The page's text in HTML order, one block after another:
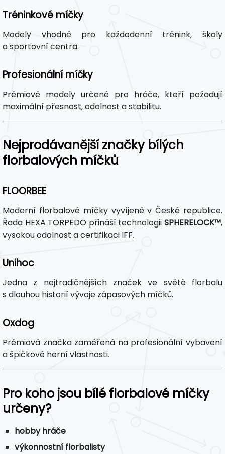
Tréninkové míčky
Modely vhodné pro každodenní trénink, školy
a sportovní centra.
Profesionální míčky
Prémiové modely určené pro hráče, kteří požadují
maximální přesnost, odolnost a stabilitu.
Nejprodávanější značky bílých
florbalových míčků
FLOORBEE
Moderní florbalové míčky vyvíjené v České republice.
Řada HEXA TORPEDO přináší technologii SPHERELOCK™,
vysokou odolnost a certifikaci IFF.
Unihoc
Jedna z nejtradičnějších značek ve světě florbalu
s dlouhou historií vývoje zápasových míčků.
Oxdog
Prémiová značka zaměřená na profesionální vybavení
a špičkové herní vlastnosti.
Pro koho jsou bílé florbalové míčky
určeny?
hobby hráče
výkonnostní florbalisty